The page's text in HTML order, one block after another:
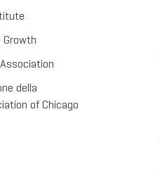
Growth
della
of Chicago